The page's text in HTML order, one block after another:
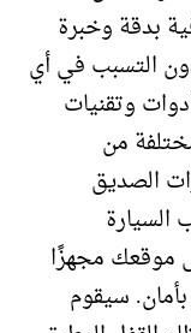
بدقة وخبرة
التسبب في أي
وتقنيات
من
الصديق
السيارة
موقعك مجهزًا
سيقوم